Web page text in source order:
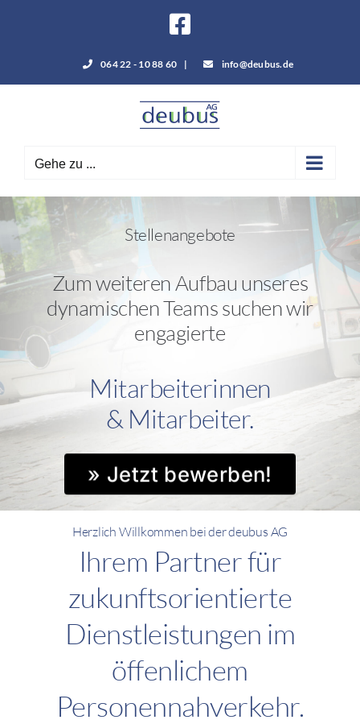
Facebook
064 22 - 10 88 60 | info@deubus.de
Gehe zu ...
Stellenangebote
Zum weiteren Aufbau unseres
dynamischen Teams suchen wir
engagierte
Mitarbeiterinnen
& Mitarbeiter.
» Jetzt bewerben!
Herzlich Willkommen bei der deubus AG
Ihrem Partner für
zukunftsorientierte
Dienstleistungen im
öffenlichem
Personennahverkehr.